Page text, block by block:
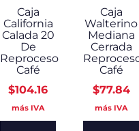
Caja
California
Calada 20
De
Reproceso
Café
$104.16
más IVA
Caja
Walterino
Mediana
Cerrada
Café
$77.84
más IVA